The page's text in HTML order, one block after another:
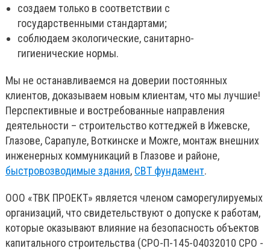
создаем только в соответствии с
государственными стандартами;
соблюдаем экологические, санитарно-
гигиенические нормы.
Мы не останавливаемся на доверии постоянных
клиентов, доказываем новым клиентам, что мы лучшие!
Перспективные и востребованные направления
деятельности – строительство коттеджей в Ижевске,
Глазове, Сарапуле, Воткинске и Можге, монтаж внешних
инженерных коммуникаций в Глазове и районе,
быстровозводимые здания, СВТ фундамент.
ООО «ТВК ПРОЕКТ» является членом саморегулируемых
организаций, что свидетельствуют о допуске к работам,
которые оказывают влияние на безопасность объектов
капитального строительства (СРО-П-145-04032010 СРО -